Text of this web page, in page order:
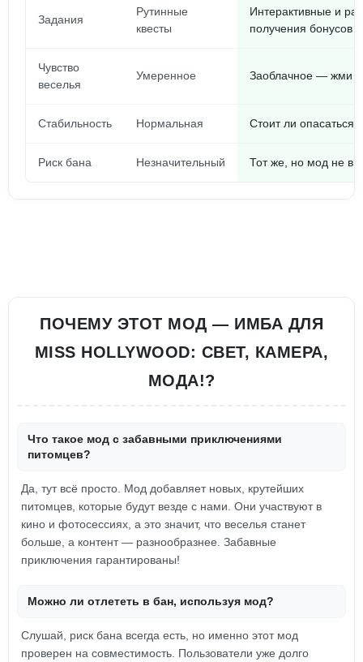
Задания
Рутинные
квесты
Интерактивные и
получения бонусов
Чувство
веселья
Умеренное Заоблачное — жми
Стабильность Нормальная Стоит ли
Риск бана Незначительный Тот же, но мод не
ПОЧЕМУ ЭТОТ МОД — ИМБА ДЛЯ
MISS HOLLYWOOD: СВЕТ, КАМЕРА,
МОДА!?
Что такое мод с забавными приключениями
питомцев?
Да, тут всё просто. Мод добавляет новых, крутейших
питомцев, которые будут везде с нами. Они участвуют в
кино и фотосессиях, а это значит, что веселья станет
больше, а контент — разнообразнее. Забавные
приключения гарантированы!
Можно ли отлететь в бан, используя мод?
Слушай, риск бана всегда есть, но именно этот мод
проверен на совместимость. Пользователи уже долго